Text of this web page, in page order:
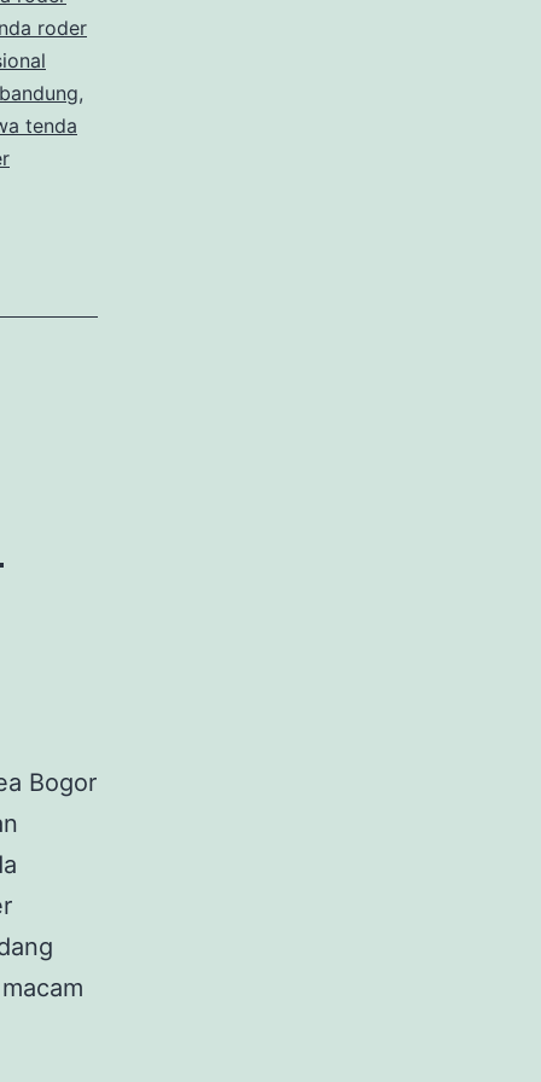
roder
,
tenda
Bogor